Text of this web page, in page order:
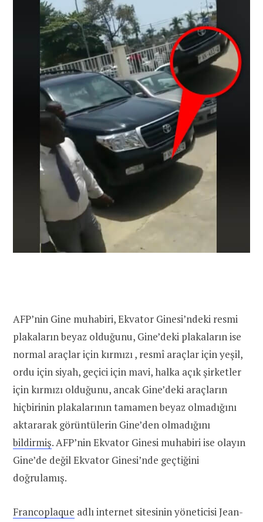
AFP’nin Gine muhabiri, Ekvator Ginesi’ndeki resmi
plakaların beyaz olduğunu, Gine’deki plakaların ise
normal araçlar için kırmızı , resmî araçlar için yeşil,
ordu için siyah, geçici için mavi, halka açık şirketler
için kırmızı olduğunu, ancak Gine’deki araçların
hiçbirinin plakalarının tamamen beyaz olmadığını
aktararak görüntülerin Gine’den olmadığını
bildirmiş. AFP’nin Ekvator Ginesi muhabiri ise olayın
Gine’de değil Ekvator Ginesi’nde geçtiğini
doğrulamış.
Francoplaque adlı internet sitesinin yöneticisi Jean-